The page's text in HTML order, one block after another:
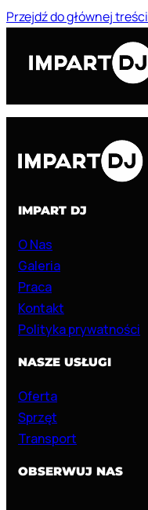
Przejdź do głównej treści
IMPART DJ
O Nas
Galeria
Praca
Kontakt
Polityka prywatności
NASZE USŁUGI
Oferta
Sprzęt
Transport
OBSERWUJ NAS